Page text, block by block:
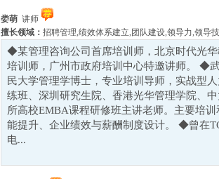
娄萌 讲师
擅长领域： 招聘管理,绩效体系建立, 团队建设,领导力,领导
◆某管理咨询公司首席培训师，北京时代光
培训师，广州市政府培训中心特邀讲师。 ◆
民大学管理学博士，专业培训导师，实战型
练班、深圳研究生院、香港光华管理学院、
所高校EMBA课程研修班主讲老师。主要培
能提升、企业绩效与薪酬制度设计。 ◆曾在
电...